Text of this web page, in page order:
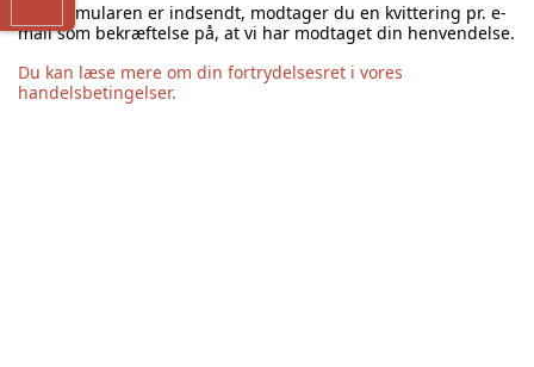
Når formularen er indsendt, modtager du en kvittering pr. e-
mail som bekræftelse på, at vi har modtaget din henvendelse.
Du kan læse mere om din fortrydelsesret i vores
handelsbetingelser.